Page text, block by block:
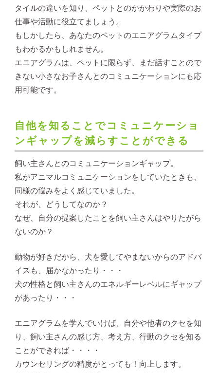
タイルの違いを知り、ペットとのかかわりや実際のお
仕事や活動に役立てましょう。
もしかしたら、あなたのペットのエニアグラムタイプ
もわかるかもしれません。
エニアグラムは、ペットに限らず、まだ話すことので
きない小さなお子さんとのコミュニケーションにも応
用可能です。
自他を知ることでコミュニケーショ
ンギャップを減らすことができる
飼い主さんとのコミュニケーションギャップ。
私がアニマルコミュニケーションをしていたときも、
同様の悩みをよく感じていました。
それが、どうしてなのか？
なぜ、自分の提案したことを飼い主さんはやりたがら
ないのか？
動物が好きだから、犬を愛してやまないからのアドバ
イスも、届かなかったり・・・
犬の性格と飼い主さんのエネルギーレベルにギャップ
があったり・・・
エニアグラムを学んでいけば、自分や他者のクセを知
り、飼い主さんの感じ方、考え方、行動のクセを知る
ことができれば・・・・
カウンセリングの精度がとっても！向上します。